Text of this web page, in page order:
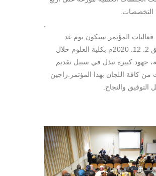
فعاليات المؤتمر ستكون يوم غد
الأربعاء الموافق 2. 12. 2020م بكلية العلوم خلال
جهود كبيرة تبذل في سبيل تقديم
كافة اللجان بهذا المؤتمر.راجين
التوفيق والنجاح.